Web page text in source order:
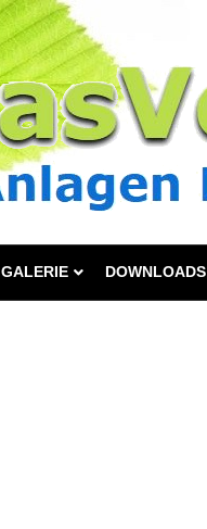
GALERIE DOWNLOADS